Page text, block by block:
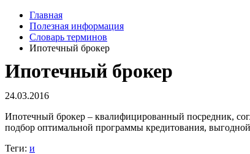
Главная
Полезная информация
Словарь терминов
Ипотечный брокер
Ипотечный брокер
24.03.2016
Ипотечный брокер – квалифицированный посредник,
подбор оптимальной программы кредитования, выгодной
Теги: и